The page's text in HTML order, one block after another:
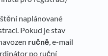
naplánované
Pokud je stav
ručně, e-mail
po ruční